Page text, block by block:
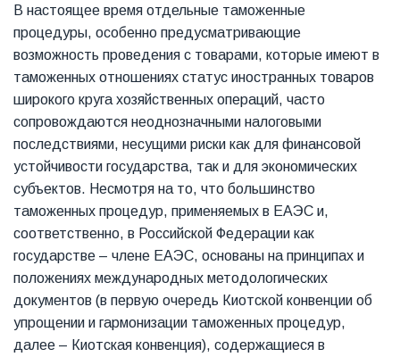
В настоящее время отдельные таможенные
процедуры, особенно предусматривающие
возможность проведения с товарами, которые имеют в
таможенных отношениях статус иностранных товаров
широкого круга хозяйственных операций, часто
сопровождаются неоднозначными налоговыми
последствиями, несущими риски как для финансовой
устойчивости государства, так и для экономических
субъектов. Несмотря на то, что большинство
таможенных процедур, применяемых в ЕАЭС и,
соответственно, в Российской Федерации как
государстве – члене ЕАЭС, основаны на принципах и
положениях международных методологических
документов (в первую очередь Киотской конвенции об
упрощении и гармонизации таможенных процедур,
далее – Киотская конвенция), содержащиеся в